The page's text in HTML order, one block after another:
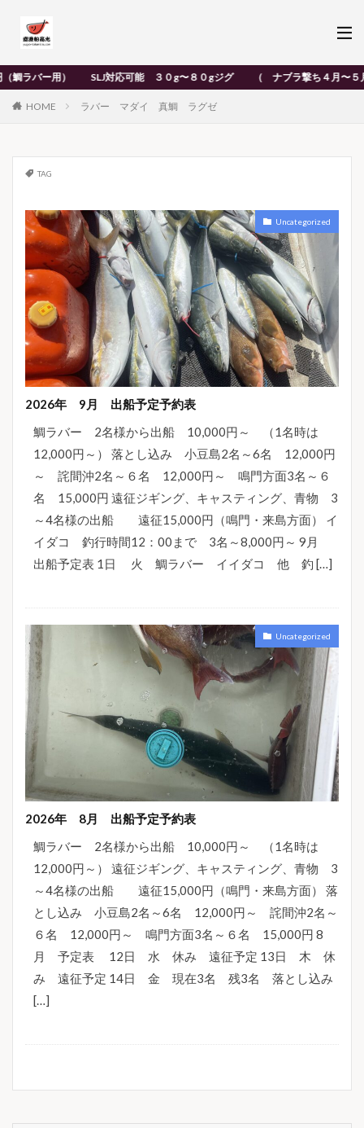
用） SLJ対応可能 ３０g〜８０gジグ （ ナブラ撃ち４月〜５月末頃ま
HOME ラバー マダイ 真鯛 ラグゼ
TAG
Uncategorized
2026年 9月 出船予定予約表
鯛ラバー 2名様から出船 10,000円～ （1名時は
12,000円～） 落とし込み 小豆島2名～6名 12,000円
～ 詫間沖2名～６名 12,000円～ 鳴門方面3名～６
名 15,000円 遠征ジギング、キャスティング、青物 3
～4名様の出船 遠征15,000円（鳴門・来島方面） イ
イダコ 釣行時間12：00まで 3名～8,000円～ 9月
出船予定表 1日 火 鯛ラバー イイダコ 他 釣 […]
Uncategorized
2026年 8月 出船予定予約表
鯛ラバー 2名様から出船 10,000円～ （1名時は
12,000円～） 遠征ジギング、キャスティング、青物 3
～4名様の出船 遠征15,000円（鳴門・来島方面） 落
とし込み 小豆島2名～6名 12,000円～ 詫間沖2名～
６名 12,000円～ 鳴門方面3名～６名 15,000円 8
月 予定表 12日 水 休み 遠征予定 13日 木 休
み 遠征予定 14日 金 現在3名 残3名 落とし込み
[…]